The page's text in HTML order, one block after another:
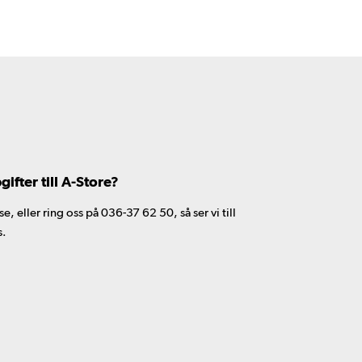
till A-Store?
eller ring oss på 036-37 62 50, så ser vi till